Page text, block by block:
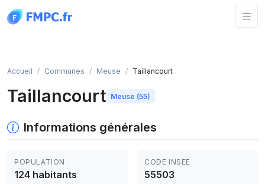
Accueil Communes Meuse Taillancourt
Taillancourt Meuse (55)
Informations générales
POPULATION
124 habitants
CODE INSEE
55503
Panneau de gestion des cookies